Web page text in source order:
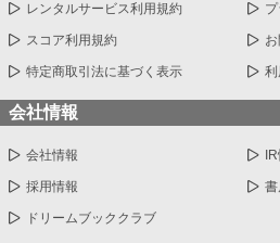
レンタルサービス利用規約
スコア利用規約
特定商取引法に基づく表示
会社情報
会社情報
採用情報 書
ドリームブッククラブ